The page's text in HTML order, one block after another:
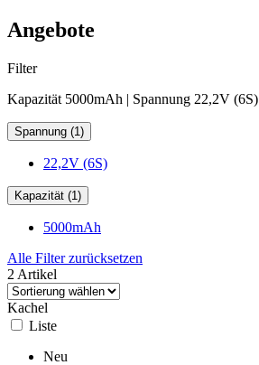
Angebote
Filter
Kapazität 5000mAh | Spannung 22,2V (6S)
Spannung (1)
22,2V (6S)
Kapazität (1)
5000mAh
Alle Filter zurücksetzen
2 Artikel
Kachel
Liste
Neu